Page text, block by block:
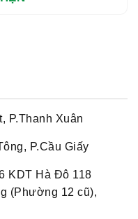
P.Thanh Xuân
P.Cầu Giấy
KDT Hà Đô 118
(Phường 12 cũ),